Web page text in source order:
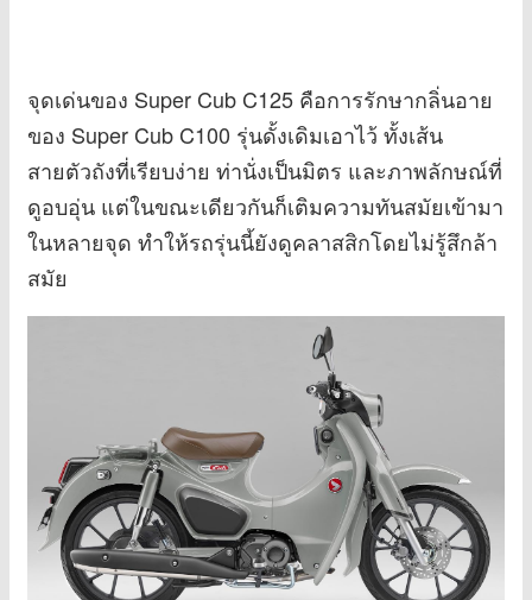
จุดเด่นของ Super Cub C125 คือการรักษากลิ่นอาย
ของ Super Cub C100 รุ่นดั้งเดิมเอาไว้ ทั้งเส้น
สายตัวถังที่เรียบง่าย ท่านั่งเป็นมิตร และภาพลักษณ์ที่
ดูอบอุ่น แต่ในขณะเดียวกันก็เติมความทันสมัยเข้ามา
ในหลายจุด ทำให้รถรุ่นนี้ยังดูคลาสสิกโดยไม่รู้สึกล้า
สมัย